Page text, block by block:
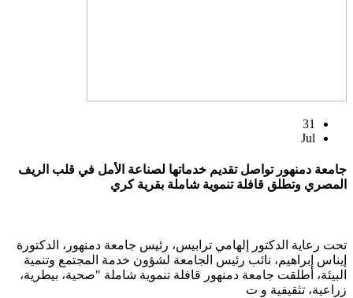
31
Jul
جامعة دمنهور تواصل تقديم خدماتها لصناعة الأمل في قلب الريف
المصري وتطلق قافلة تنموية شاملة بقرية كري
تحت رعاية الدكتور إلهامي ترابيس، رئيس جامعة دمنهور، الدكتورة
إيناس إبراهيم، نائب رئيس الجامعة لشؤون خدمة المجتمع وتنمية
البيئة، أطلقت جامعة دمنهور قافلة تنموية شاملة "صحية، بيطرية،
زراعية، تثقيفية و ت